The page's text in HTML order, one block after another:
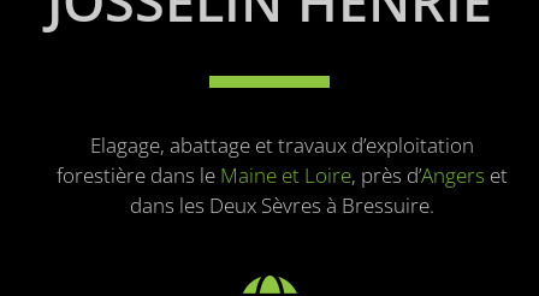
Elagage, abattage et travaux d’exploitation
forestière dans le Maine et Loire, près d’Angers et
dans les Deux Sèvres à Bressuire.